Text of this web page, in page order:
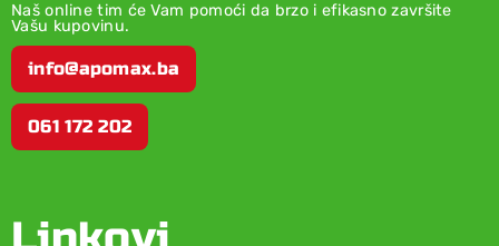
Naš online tim će Vam pomoći da brzo i efikasno završite
Vašu kupovinu.
info@apomax.ba
061 172 202